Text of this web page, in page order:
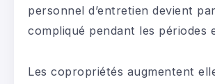
personnel d’entretien devient
compliqué pendant les périodes
Les copropriétés augmentent